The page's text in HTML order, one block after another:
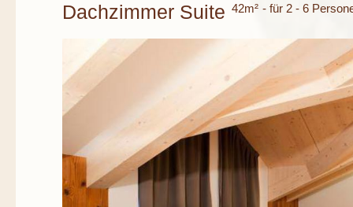
Dachzimmer Suite 42m² - für 2 - 6